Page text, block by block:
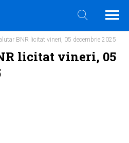
BNR licitat vineri, 05 decembrie 2025
licitat vineri, 05